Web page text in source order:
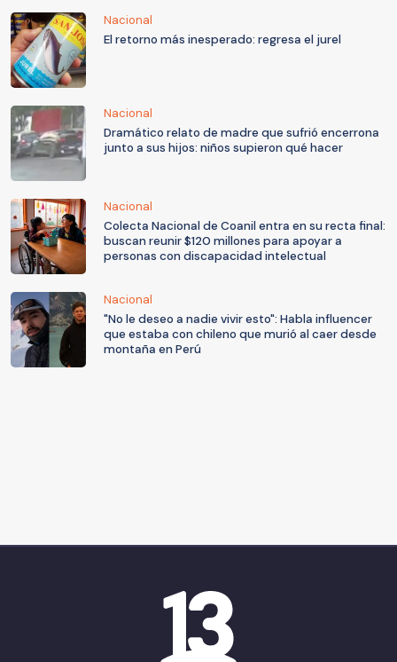
Nacional
El retorno más inesperado: regresa el jurel
Nacional
Dramático relato de madre que sufrió encerrona
junto a sus hijos: niños supieron qué hacer
Nacional
Colecta Nacional de Coanil entra en su recta final:
buscan reunir $120 millones para apoyar a
personas con discapacidad intelectual
Nacional
"No le deseo a nadie vivir esto": Habla influencer
que estaba con chileno que murió al caer desde
montaña en Perú